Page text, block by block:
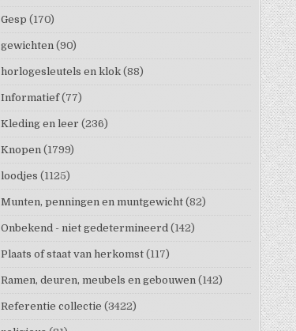
Gesp (170)
gewichten (90)
horlogesleutels en klok (88)
Informatief (77)
Kleding en leer (236)
Knopen (1799)
loodjes (1125)
Munten, penningen en muntgewicht (82)
Onbekend - niet gedetermineerd (142)
Plaats of staat van herkomst (117)
Ramen, deuren, meubels en gebouwen (142)
Referentie collectie (3422)